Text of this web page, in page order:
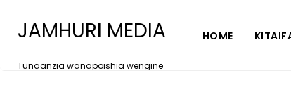
JAMHURI MEDIA
Tunaanzia wanapoishia wengine
HOME